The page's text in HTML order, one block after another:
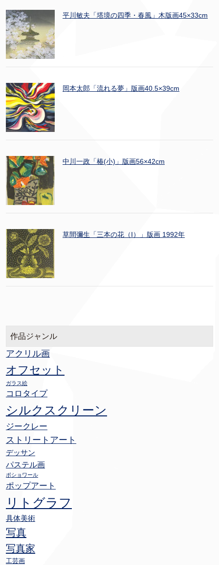
平川敏夫「塔境の四季・春風」木版画45×33cm
岡本太郎「流れる夢」版画40.5×39cm
中川一政「椿(小)」版画56×42cm
草間彌生「三本の花（I）」版画 1992年
作品ジャンル
アクリル画
オフセット
ガラス絵
コロタイプ
シルクスクリーン
ジークレー
ストリートアート
デッサン
パステル画
ポショワール
ポップアート
リトグラフ
具体美術
写真
写真家
工芸画